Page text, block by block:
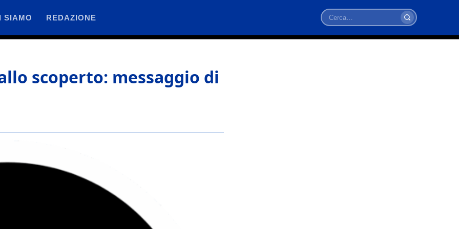
SIAMO REDAZIONE
Cerca
scoperto: messaggio di